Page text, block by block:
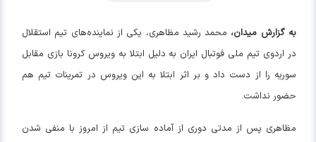
به گزارش میدان،محمد رشید مظاهری، یکی از نماینده‌های تیم استقلال
در اردوی تیم ملی فوتبال ایران به دلیل ابتلا به ویروس کرونا بازی مقابل
سوریه را از دست داد و بر اثر ابتلا به این ویروس در تمرینات تیم هم
حضور نداشت.
مظاهری پس از مدتی دوری از آماده سازی تیم از امروز با منفی شدن